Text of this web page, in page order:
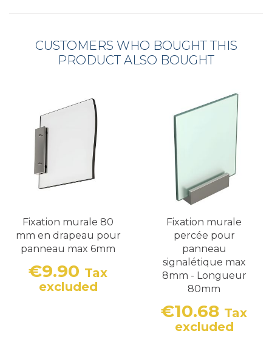
CUSTOMERS WHO BOUGHT THIS
PRODUCT ALSO BOUGHT
Fixation murale 80
mm en drapeau pour
panneau max 6mm
Price
€9.90 Tax
excluded
Fixation murale
percée pour
panneau
signalétique max
8mm - Longueur
80mm
Price
€10.68 Tax
excluded